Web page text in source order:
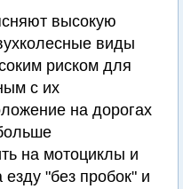
высокую
виды
риском для
с их
на дорогах
на мотоциклы и
"без пробок" и